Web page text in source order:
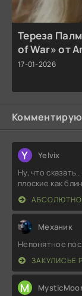
Тереза
of War» от
17-01-2026
Y Yelvix
Ну, что
плоские как
Механик
Непонятное
ЗАКУЛИСЬЕ
M